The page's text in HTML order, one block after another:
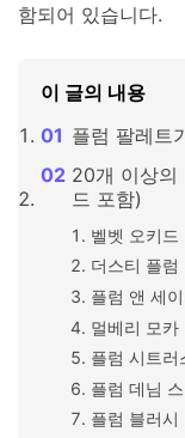
함되어 있습니다.
이 글의 내용
플럼 팔레트
20개 이상의
드 포함)
벨벳 오키드
더스티 플럼
플럼 앤 세
멀베리 모카
플럼 시트러
플럼 데님
플럼 블러시